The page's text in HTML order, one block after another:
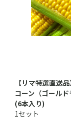
【リマ特選直送
コーン（ゴール
(6本入り)
1セット